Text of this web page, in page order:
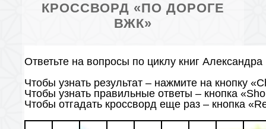
КРОССВОРД «ПО ДОРОГЕ
ВЖК»